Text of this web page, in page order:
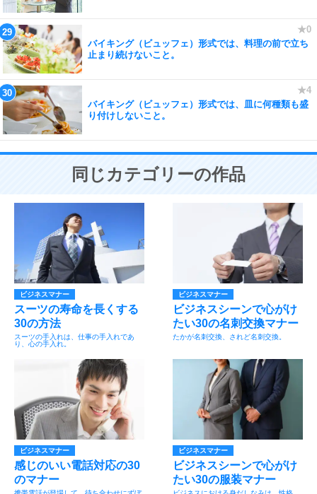
バイキング（ビュッフェ）形式では、料理の前で立ち
止まり続けないこと。
バイキング（ビュッフェ）形式では、皿に何種類も盛
り付けしないこと。
同じカテゴリーの作品
ビジネスマナー
スーツの寿命を長くする
30の方法
スーツの手入れは、仕事の手入れであ
り、心の手入れ。
ビジネスマナー
ビジネスシーンで心がけ
たい30の名刺交換マナー
たかが名刺交換、されど名刺交換。
ビジネスマナー
感じのいい電話対応の30
のマナー
ビジネスマナー
ビジネスシーンで心がけ
たい30の服装マナー